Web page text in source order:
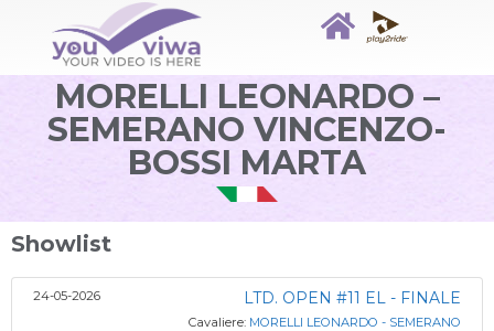
MORELLI LEONARDO –
SEMERANO VINCENZO-
BOSSI MARTA
Showlist
24-05-2026 LTD. OPEN #11 EL - FINALE
Cavaliere: MORELLI LEONARDO - SEMERANO